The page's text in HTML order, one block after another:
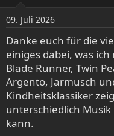
o
n
e
n
:
09. Juli 2026
Danke euch für die
einiges dabei, was
Blade Runner, Twin
Argento, Jarmusch
Kindheitsklassiker
unterschiedlich
kann.